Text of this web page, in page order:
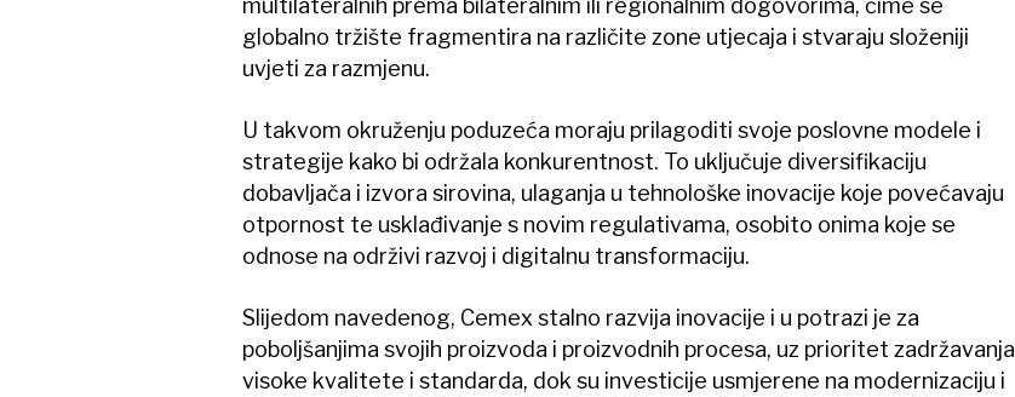
multilateralnih prema bilateralnim ili regionalnim dogovorima, čime se
globalno tržište fragmentira na različite zone utjecaja i stvaraju složeniji
uvjeti za razmjenu.
U takvom okruženju poduzeća moraju prilagoditi svoje poslovne modele i
strategije kako bi održala konkurentnost. To uključuje diversifikaciju
dobavljača i izvora sirovina, ulaganja u tehnološke inovacije koje povećavaju
otpornost te usklađivanje s novim regulativama, osobito onima koje se
odnose na održivi razvoj i digitalnu transformaciju.
Slijedom navedenog, Cemex stalno razvija inovacije i u potrazi je za
poboljšanjima svojih proizvoda i proizvodnih procesa, uz prioritet zadržavanja
visoke kvalitete i standarda, dok su investicije usmjerene na modernizaciju i